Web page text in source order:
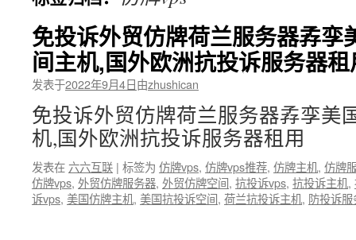
免投诉外贸仿牌荷兰服务器孨
间主机,国外欧洲抗投诉服务器
发表于2022年9月4日由zhushican
免投诉外贸仿牌荷兰服务器孨孪美
机,国外欧洲抗投诉服务器租用
发表在六六互联 | 标签为 仿牌vps, 仿牌vps推荐, 仿牌主机, 仿牌
仿牌vps, 外贸仿牌服务器, 外贸仿牌空间, 抗投诉vps, 抗投诉主机,
诉vps, 美国仿牌主机, 美国抗投诉空间, 荷兰抗投诉主机, 防投诉